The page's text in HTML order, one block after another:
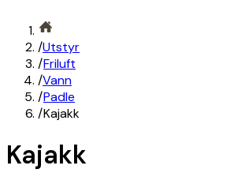
/Utstyr
/Friluft
/Vann
/Padle
/Kajakk
Kajakk